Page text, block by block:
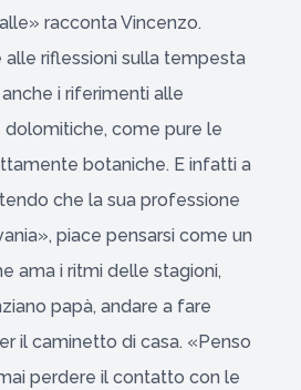
racconta Vincenzo.
alle riflessioni sulla tempesta
i riferimenti alle
come pure le
botaniche. E infatti a
che la sua professione
piace pensarsi come un
ama i ritmi delle stagioni,
papà, andare a fare
il caminetto di casa. «Penso
perdere il contatto con le